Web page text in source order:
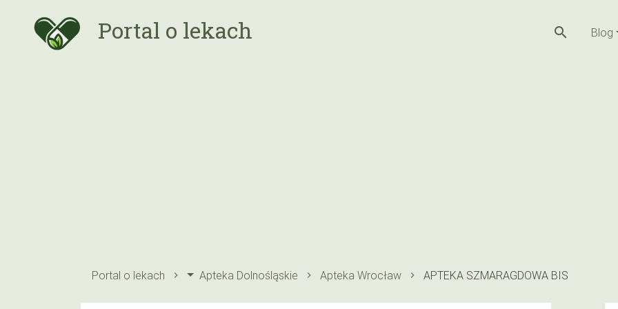
Portal o lekach search Blog
Portal o lekach Apteka Dolnośląskie Apteka Wrocław APTEKA SZMARAGDOWA BIS